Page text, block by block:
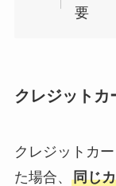
要
クレジットカ
クレジットカ
た場合、 同じ